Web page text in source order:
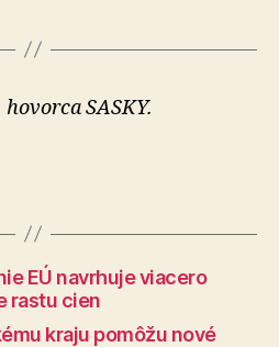
SASKY.
EÚ navrhuje viacero
rastu cien
kraju pomôžu nové